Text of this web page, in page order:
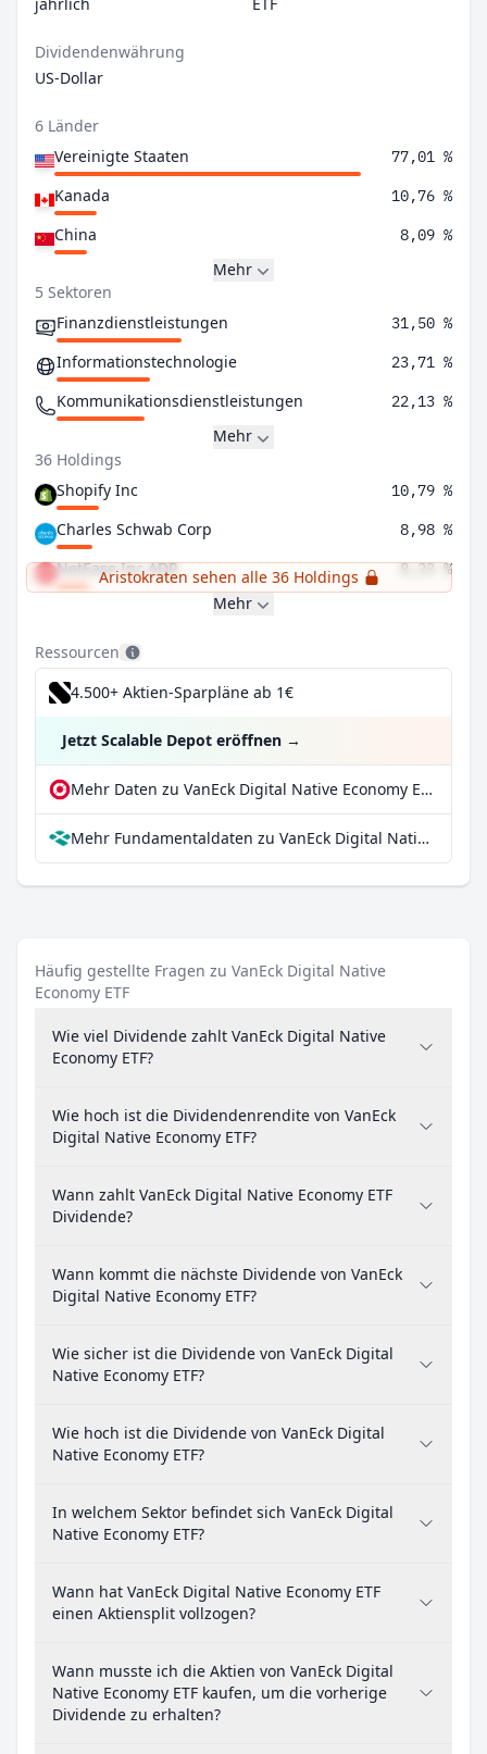
Dividendenwährung
US-Dollar
6 Länder
Vereinigte Staaten
77,01 %
Kanada 10,76 %
China 8,09 %
Mehr
5 Sektoren
Finanzdienstleistungen
31,50 %
Informationstechnologie 23,71 %
Kommunikationsdienstleistungen 22,13 %
Mehr
36 Holdings
Shopify Inc
10,79 %
Charles Schwab Corp 8,98 %
NetEase Inc ADR 8,23 %
Aristokraten sehen alle 36 Holdings
Mehr
Ressourcen
4.500+ Aktien-Sparpläne ab 1€
Jetzt Scalable Depot eröffnen →
Mehr Daten zu VanEck Digital Native Economy ETF bei extraETF
Mehr Fundamentaldaten zu VanEck Digital Native Economy ETF bei Parqet
Häufig gestellte Fragen zu VanEck Digital Native
Economy ETF
Wie viel Dividende zahlt VanEck Digital Native
Economy ETF?
Wie hoch ist die Dividendenrendite von VanEck
Digital Native Economy ETF?
Wann zahlt VanEck Digital Native Economy ETF
Dividende?
Wann kommt die nächste Dividende von VanEck
Digital Native Economy ETF?
Wie sicher ist die Dividende von VanEck Digital
Native Economy ETF?
Wie hoch ist die Dividende von VanEck Digital
Native Economy ETF?
In welchem Sektor befindet sich VanEck Digital
Native Economy ETF?
Wann hat VanEck Digital Native Economy ETF
einen Aktiensplit vollzogen?
Wann musste ich die Aktien von VanEck Digital
Native Economy ETF kaufen, um die vorherige
Dividende zu erhalten?